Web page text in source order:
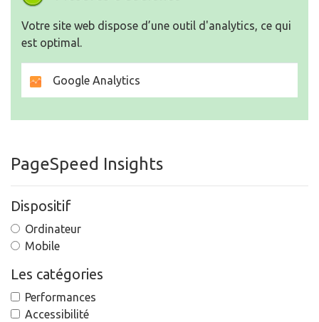
Votre site web dispose d’une outil d'analytics, ce qui
est optimal.
Google Analytics
PageSpeed Insights
Dispositif
Ordinateur
Mobile
Les catégories
Performances
Accessibilité